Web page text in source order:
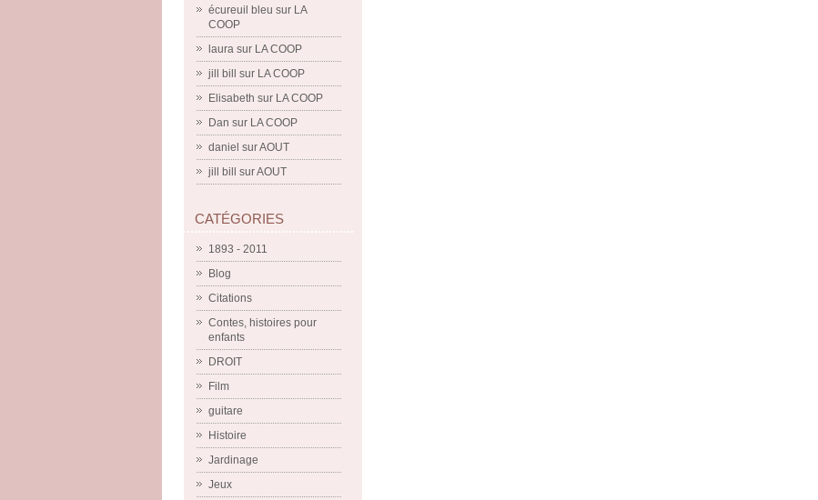
écureuil bleu sur LA
COOP
laura sur LA COOP
jill bill
sur LA COOP
Elisabeth sur LA COOP
Dan sur LA COOP
daniel surAOUT
jill bill
surAOUT
CATÉGORIES
1893 - 2011
Blog
Citations
Contes, histoires pour
enfants
DROIT
Film
guitare
Histoire
Jardinage
Jeux